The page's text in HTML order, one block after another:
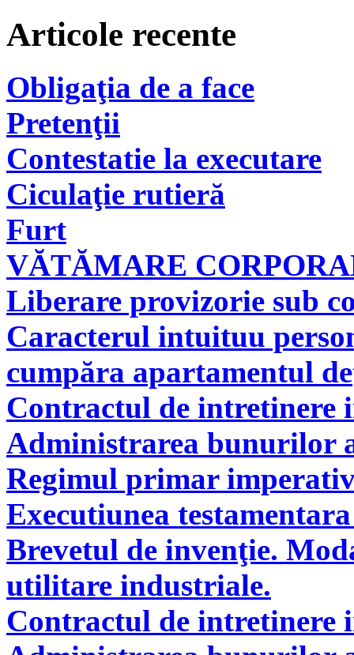
Articole recente
Obligaţia de a face
Pretenţii
Contestatie la executare
Ciculaţie rutieră
Furt
VĂTĂMARE
Liberare provizorie sub
Caracterul intuituu
cumpăra apartamentul
Contractul de intretinere
Administrarea bunurilor
Regimul primar
Executiunea
Brevetul de invenţie.
utilitare industriale.
Contractul de intretinere